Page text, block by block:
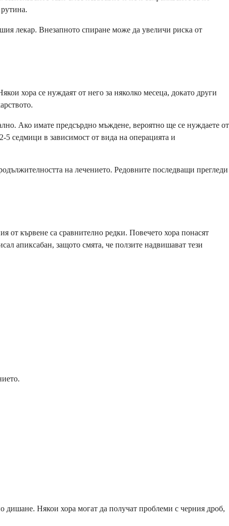
лекар. Внезапното спиране може да увеличи риска от
хора се нуждаят от него за няколко месеца, докато други
Ако имате предсърдно мъждене, вероятно ще се нуждаете от
5 седмици в зависимост от вида на операцията и
на лечението. Редовните последващи прегледи
от кървене са сравнително редки. Повечето хора понасят
апиксабан, защото смята, че ползите надвишават тези
Някои хора могат да получат проблеми с черния дроб,